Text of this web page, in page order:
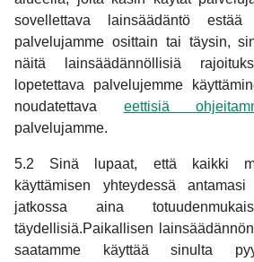
sovellettava lainsäädäntö estää
palvelujamme osittain tai täysin,
näitä lainsäädännöllisiä
lopetettava palvelujemme
noudatettava eettisiä
palvelujamme.
5.2 Sinä lupaat, että kaikki
käyttämisen yhteydessä
jatkossa aina
täydellisiä.Paikallisen
saatamme käyttää sinulta